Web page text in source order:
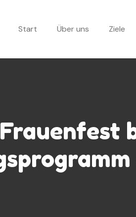
Start Über uns Ziele